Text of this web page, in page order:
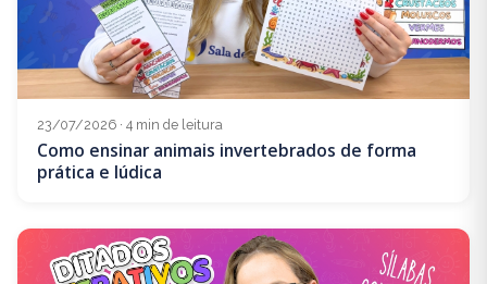
23/07/2026 · 4 min de leitura
Como ensinar animais invertebrados de forma
prática e lúdica